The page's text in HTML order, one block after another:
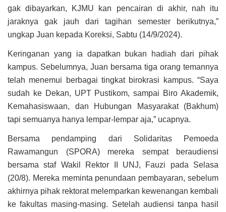
gak dibayarkan, KJMU kan pencairan di akhir, nah itu
jaraknya gak jauh dari tagihan semester berikutnya,”
ungkap Juan kepada Koreksi, Sabtu (14/9/2024).
Keringanan yang ia dapatkan bukan hadiah dari pihak
kampus. Sebelumnya, Juan bersama tiga orang temannya
telah menemui berbagai tingkat birokrasi kampus. “Saya
sudah ke Dekan, UPT Pustikom, sampai Biro Akademik,
Kemahasiswaan, dan Hubungan Masyarakat (Bakhum)
tapi semuanya hanya lempar-lempar aja,” ucapnya.
Bersama pendamping dari Solidaritas Pemoeda
Rawamangun (SPORA) mereka sempat beraudiensi
bersama staf Wakil Rektor II UNJ, Fauzi pada Selasa
(20/8). Mereka meminta penundaan pembayaran, sebelum
akhirnya pihak rektorat melemparkan kewenangan kembali
ke fakultas masing-masing. Setelah audiensi tanpa hasil